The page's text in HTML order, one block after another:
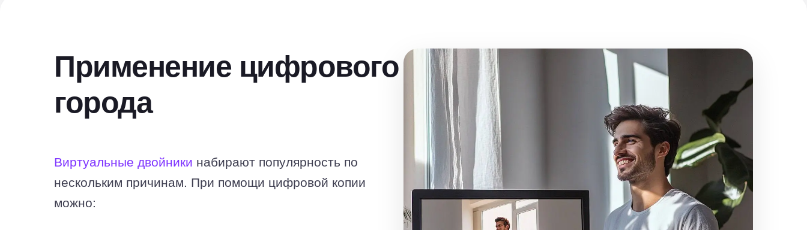
Применение цифрового
города
Виртуальные двойники набирают популярность по
нескольким причинам. При помощи цифровой копии
можно: